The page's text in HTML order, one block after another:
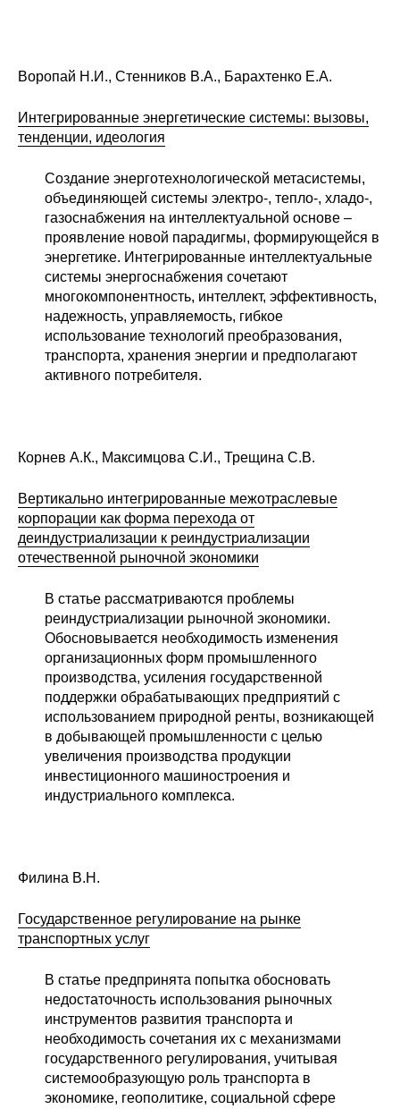
Воропай Н.И., Стенников В.А., Барахтенко Е.А.
Интегрированные энергетические системы: вызовы,
тенденции, идеология
Создание энерготехнологической метасистемы,
объединяющей системы электро-, тепло-, хладо-,
газоснабжения на интеллектуальной основе –
проявление новой парадигмы, формирующейся в
энергетике. Интегрированные интеллектуальные
системы энергоснабжения сочетают
многокомпонентность, интеллект, эффективность,
надежность, управляемость, гибкое
использование технологий преобразования,
транспорта, хранения энергии и предполагают
активного потребителя.
Корнев А.К., Максимцова С.И., Трещина С.В.
Вертикально интегрированные межотраслевые
корпорации как форма перехода от
деиндустриализации к реиндустриализации
отечественной рыночной экономики
В статье рассматриваются проблемы
реиндустриализации рыночной экономики.
Обосновывается необходимость изменения
организационных форм промышленного
производства, усиления государственной
поддержки обрабатывающих предприятий с
использованием природной ренты, возникающей
в добывающей промышленности с целью
увеличения производства продукции
инвестиционного машиностроения и
индустриального комплекса.
Филина В.Н.
Государственное регулирование на рынке
транспортных услуг
В статье предпринята попытка обосновать
недостаточность использования рыночных
инструментов развития транспорта и
необходимость сочетания их с механизмами
государственного регулирования, учитывая
системообразующую роль транспорта в
экономике, геополитике, социальной сфере